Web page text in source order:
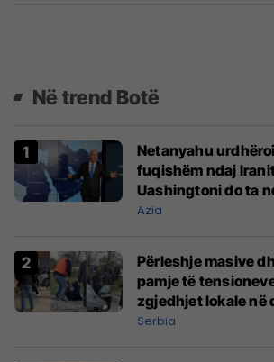
Në trend Botë
Netanyahu
fuqishëm ndaj
Uashingtoni do ta
Teheranin
Azia
Përleshje masive
pamje të
zgjedhjet lokale në
Serbisë
Serbia